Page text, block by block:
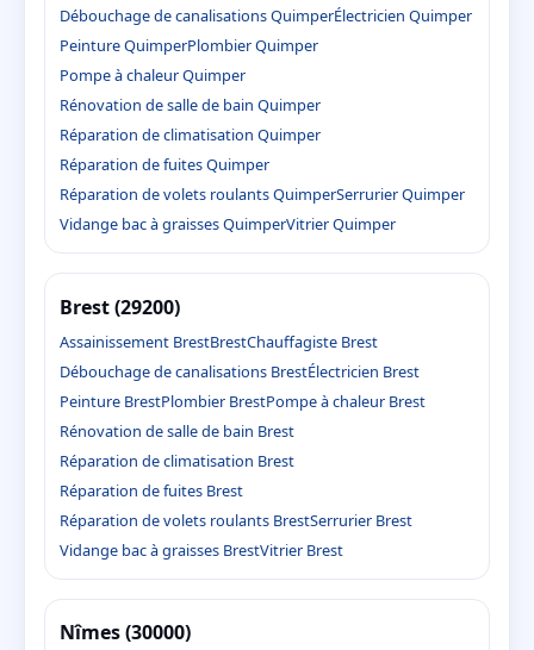
Débouchage de canalisations QuimperÉlectricien Quimper
Peinture QuimperPlombier Quimper
Pompe à chaleur Quimper
Rénovation de salle de bain Quimper
Réparation de climatisation Quimper
Réparation de fuites Quimper
Réparation de volets roulants QuimperSerrurier Quimper
Vidange bac à graisses QuimperVitrier Quimper
Brest (29200)
Assainissement BrestBrestChauffagiste Brest
Débouchage de canalisations BrestÉlectricien Brest
Peinture BrestPlombier BrestPompe à chaleur Brest
Rénovation de salle de bain Brest
Réparation de climatisation Brest
Réparation de fuites Brest
Réparation de volets roulants BrestSerrurier Brest
Vidange bac à graisses BrestVitrier Brest
Nîmes (30000)